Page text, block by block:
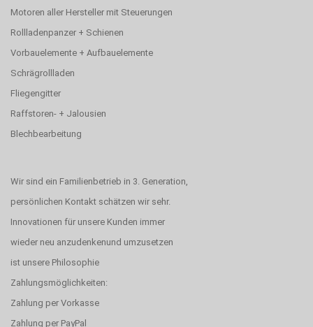
Motoren aller Hersteller mit Steuerungen
Rollladenpanzer + Schienen
Vorbauelemente + Aufbauelemente
Schrägrollladen
Fliegengitter
Raffstoren- + Jalousien
Blechbearbeitung
Wir sind ein Familienbetrieb in 3. Generation,
persönlichen Kontakt schätzen wir sehr.
Innovationen für unsere Kunden immer
wieder neu anzudenkenund umzusetzen
ist unsere Philosophie
Zahlungsmöglichkeiten:
Zahlung per Vorkasse
Zahlung per PayPal